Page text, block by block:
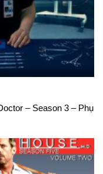
– Season 3 – Phụ